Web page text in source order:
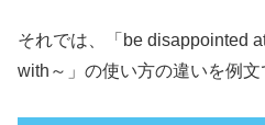
それでは、「be disappointed
with～」の使い方の違いを例文